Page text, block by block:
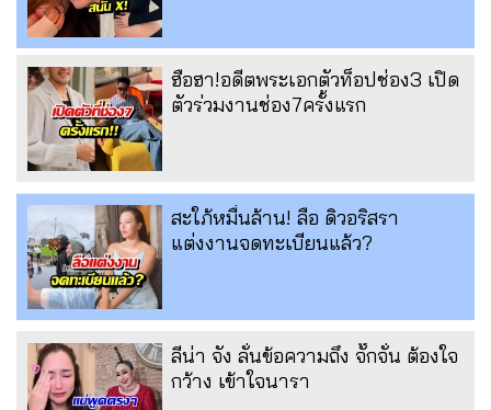
ฮือฮา!อดีตพระเอกตัวท็อปช่อง3 เปิด
ตัวร่วมงานช่อง7ครั้งแรก
สะใภ้หมื่นล้าน! ลือ ดิวอริสรา
แต่งงานจดทะเบียนแล้ว?
ลีน่า จัง ลั่นข้อความถึง จั๊กจั่น ต้องใจ
กว้าง เข้าใจนารา